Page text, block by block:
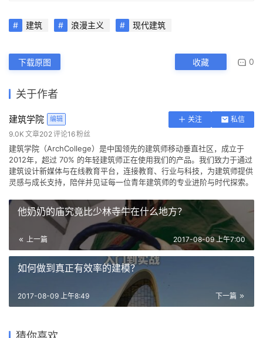
市
与
观
建
筑
专
教
工
作
建筑 浪漫主义 现代建筑
下载原图 收藏 0
关于作者
建筑学院 编辑 关注
私信
9.0K 文章202评论16粉丝
建筑学院（ArchCollege）是中国领先的建筑师移动垂直社区，成立于
2012年，超过 70% 的年轻建筑师正在使用我们的产品。我们致力于通过
建筑设计新媒体与在线教育平台，连接教育、行业与科技，为建筑师提供
灵感与成长支持，陪伴并见证每一位青年建筑师的专业进阶与时代探索。
他奶奶的庙究竟比少林寺牛在什么地方？
上一篇 2017-08-09 上午7:00
如何做到真正有效率的建模？
下一篇
2017-08-09 上午8:49
每日福利 / 20张建筑剖面分析